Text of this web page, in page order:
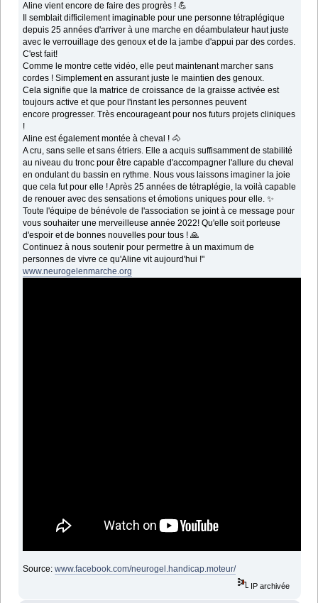
Aline vient encore de faire des progrès ! 💪
Il semblait difficilement imaginable pour une personne tétraplégique
depuis 25 années d'arriver à une marche en déambulateur haut juste
avec le verrouillage des genoux et de la jambe d'appui par des cordes.
C'est fait!
Comme le montre cette vidéo, elle peut maintenant marcher sans
cordes ! Simplement en assurant juste le maintien des genoux.
Cela signifie que la matrice de croissance de la graisse activée est
toujours active et que pour l'instant les personnes peuvent
encore progresser. Très encourageant pour nos futurs projets cliniques
!
Aline est également montée à cheval ! 🐴
A cru, sans selle et sans étriers. Elle a acquis suffisamment de stabilité
au niveau du tronc pour être capable d'accompagner l'allure du cheval
en ondulant du bassin en rythme. Nous vous laissons imaginer la joie
que cela fut pour elle ! Après 25 années de tétraplégie, la voilà capable
de renouer avec des sensations et émotions uniques pour elle. ✨
Toute l'équipe de bénévole de l'association se joint à ce message pour
vous souhaiter une merveilleuse année 2022! Qu'elle soit porteuse
d'espoir et de bonnes nouvelles pour tous ! 🙏
Continuez à nous soutenir pour permettre à un maximum de
personnes de vivre ce qu'Aline vit aujourd'hui !"
www.neurogelenmarche.org
Source:www.facebook.com/neurogel.handicap.moteur/
IP archivée